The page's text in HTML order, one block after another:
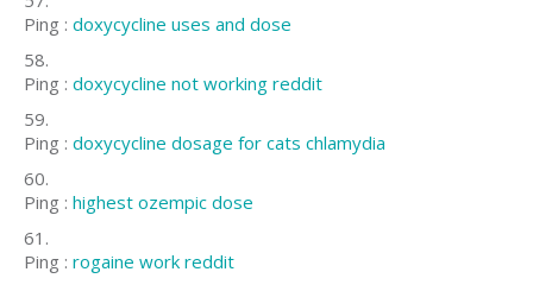
Ping : doxycycline uses and dose
Ping : doxycycline not working reddit
Ping : doxycycline dosage for cats chlamydia
Ping : highest ozempic dose
Ping : rogaine work reddit